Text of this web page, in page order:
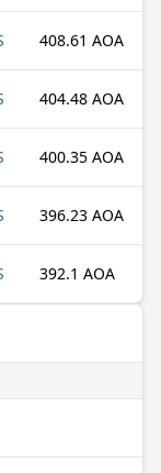
408.61 AOA
404.48 AOA
400.35 AOA
396.23 AOA
392.1 AOA